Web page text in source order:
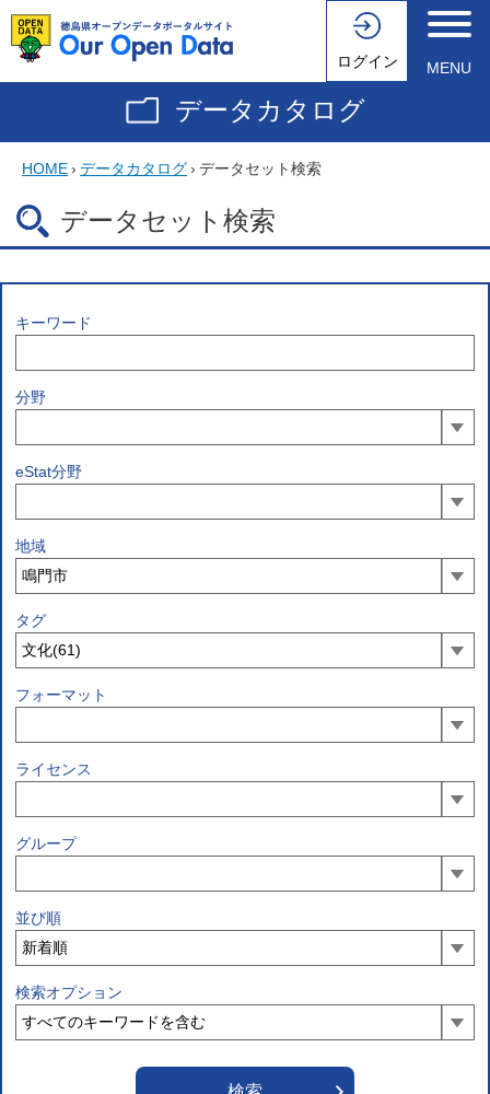
ログイン MENU
データカタログ
HOME› データカタログ› データセット検索
データセット検索
キーワード
分野
eStat分野
地域
タグ
フォーマット
ライセンス
グループ
並び順
検索オプション